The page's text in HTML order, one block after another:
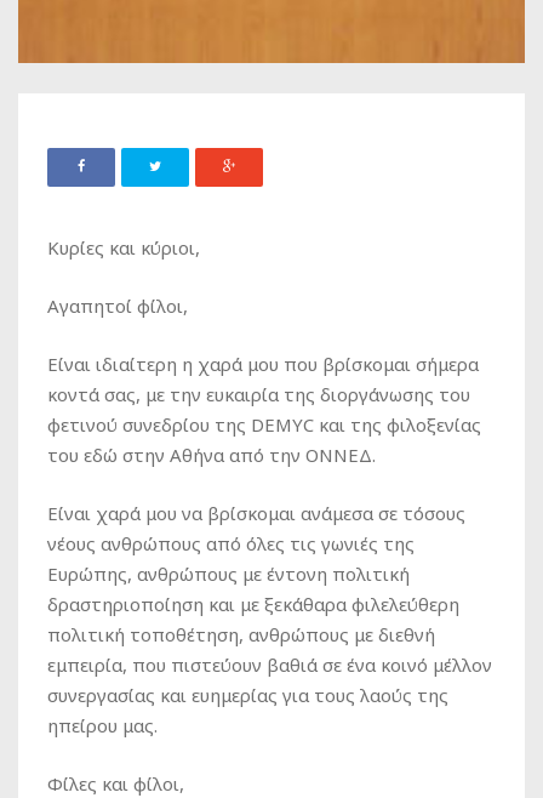
Κυρίες και κύριοι,
Αγαπητοί φίλοι,
Είναι ιδιαίτερη η χαρά μου που βρίσκομαι σήμερα
κοντά σας, με την ευκαιρία της διοργάνωσης του
φετινού συνεδρίου της DEMYC και της φιλοξενίας
του εδώ στην Αθήνα από την ΟΝΝΕΔ.
Είναι χαρά μου να βρίσκομαι ανάμεσα σε τόσους
νέους ανθρώπους από όλες τις γωνιές της
Ευρώπης, ανθρώπους με έντονη πολιτική
δραστηριοποίηση και με ξεκάθαρα φιλελεύθερη
πολιτική τοποθέτηση, ανθρώπους με διεθνή
εμπειρία, που πιστεύουν βαθιά σε ένα κοινό μέλλον
συνεργασίας και ευημερίας για τους λαούς της
ηπείρου μας.
Φίλες και φίλοι,